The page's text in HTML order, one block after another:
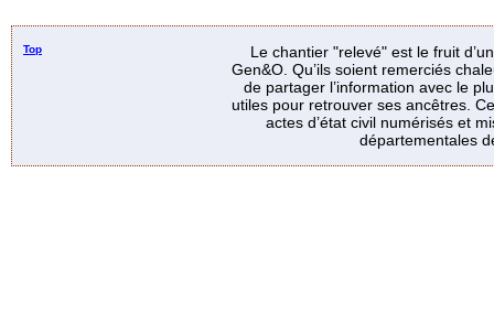
Top
Le chantier "relevé" est le fruit
Gen&O. Qu’ils soient remerciés
de partager l’information avec le
utiles pour retrouver ses ancêtres.
actes d’état civil numérisés et
départementales